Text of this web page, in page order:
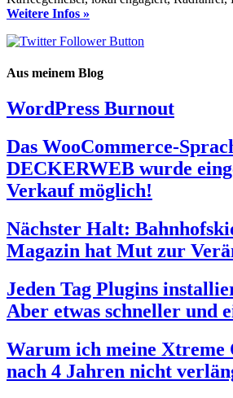
Weitere Infos »
Aus meinem Blog
WordPress Burnout
Das WooCommerce-
DECKERWEB wurde
Verkauf möglich!
Nächster Halt:
Magazin hat Mut zur
Jeden Tag Plugins
Aber etwas schneller und
Warum ich meine Xtreme
nach 4 Jahren nicht